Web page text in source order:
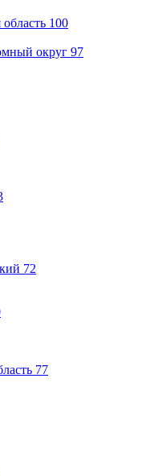
100
округ 97
72
77